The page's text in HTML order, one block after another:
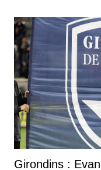
Girondins :